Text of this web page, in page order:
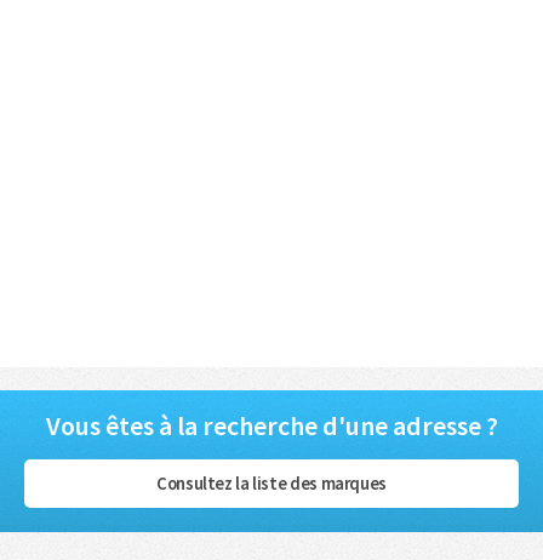
Vous êtes à la recherche d'une adresse ?
Consultez la liste des marques